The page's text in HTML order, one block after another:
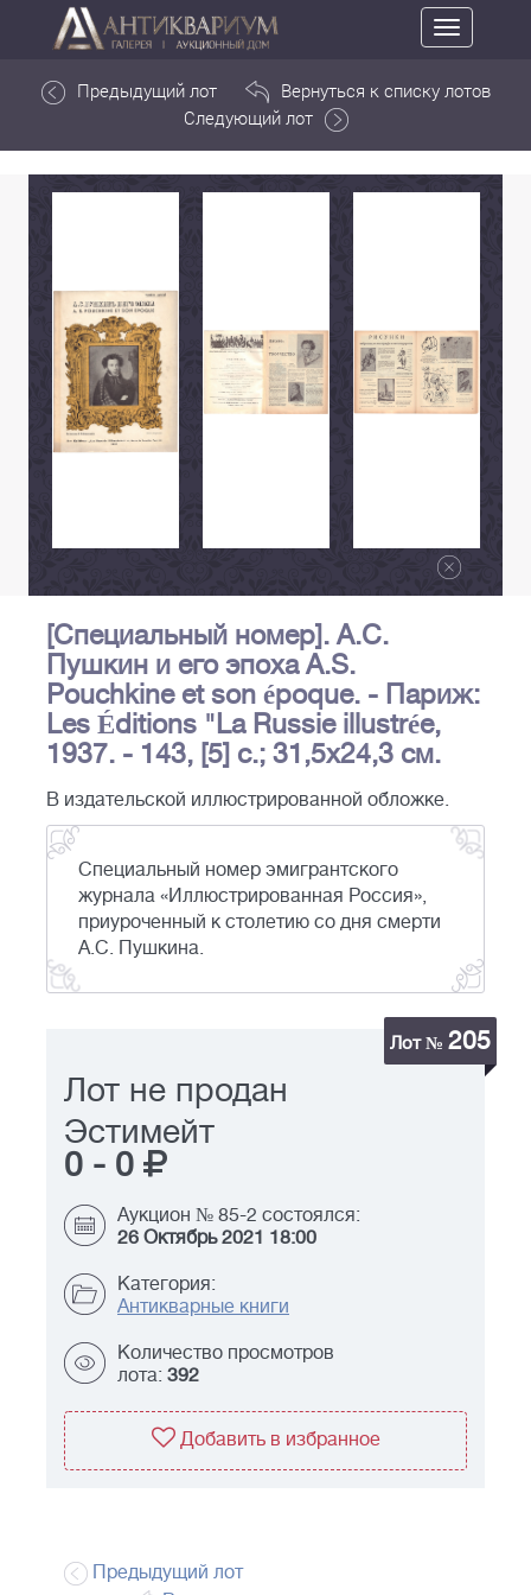
Toggle
navigation
Предыдущий лот
Вернуться к списку лотов
Следующий лот
[Специальный номер]. А.С.
Пушкин и его эпоха A.S.
Pouchkine et son époque. - Париж:
Les Éditions "La Russie illustrée,
1937. - 143, [5] с.; 31,5х24,3 см.
В издательской иллюстрированной обложке.
Специальный номер эмигрантского
журнала «Иллюстрированная Россия»,
приуроченный к столетию со дня смерти
А.С. Пушкина.
Лот № 205
Лот не продан
Эстимейт
0 - 0
Аукцион № 85-2 состоялся:
26 Октябрь 2021 18:00
Категория:
Антикварные книги
Количество просмотров
лота: 392
Добавить в избранное
Предыдущий лот